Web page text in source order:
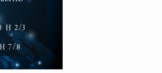
H 2/3
7/8